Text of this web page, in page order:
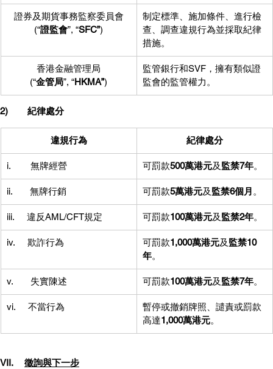
證券及期貨事務監察委員會
(“證監會”, “SFC”)
制定標準、施加條件、進行檢
查、調查違規行為並採取紀律
措施。
香港金融管理局
(“金管局”, “HKMA”)
監管銀行和SVF，擁有類似證
監會的監管權力。
2)        紀律處分
違規行為 紀律處分
i.        無牌經營 可罰款500萬港元及 監禁7年。
ii.       無牌行銷 可罰款5萬港元及 監禁6個月 。
iii.     違反AML/CFT規定 可罰款100萬港元及 監禁2年。
iv.     欺詐行為 可罰款1,000萬港元及 監禁10
年。
v.       失實陳述 可罰款100萬港元及 監禁7年。
vi.     不當行為
暫停或撤銷牌照、譴責或罰款
高達1,000萬港元。
徵詢與下一步